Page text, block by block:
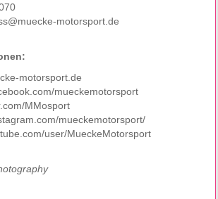
motorsport.de
motorsport.de
mueckemotorsport
MMosport
mueckemotorsport/
user/MueckeMotorsport